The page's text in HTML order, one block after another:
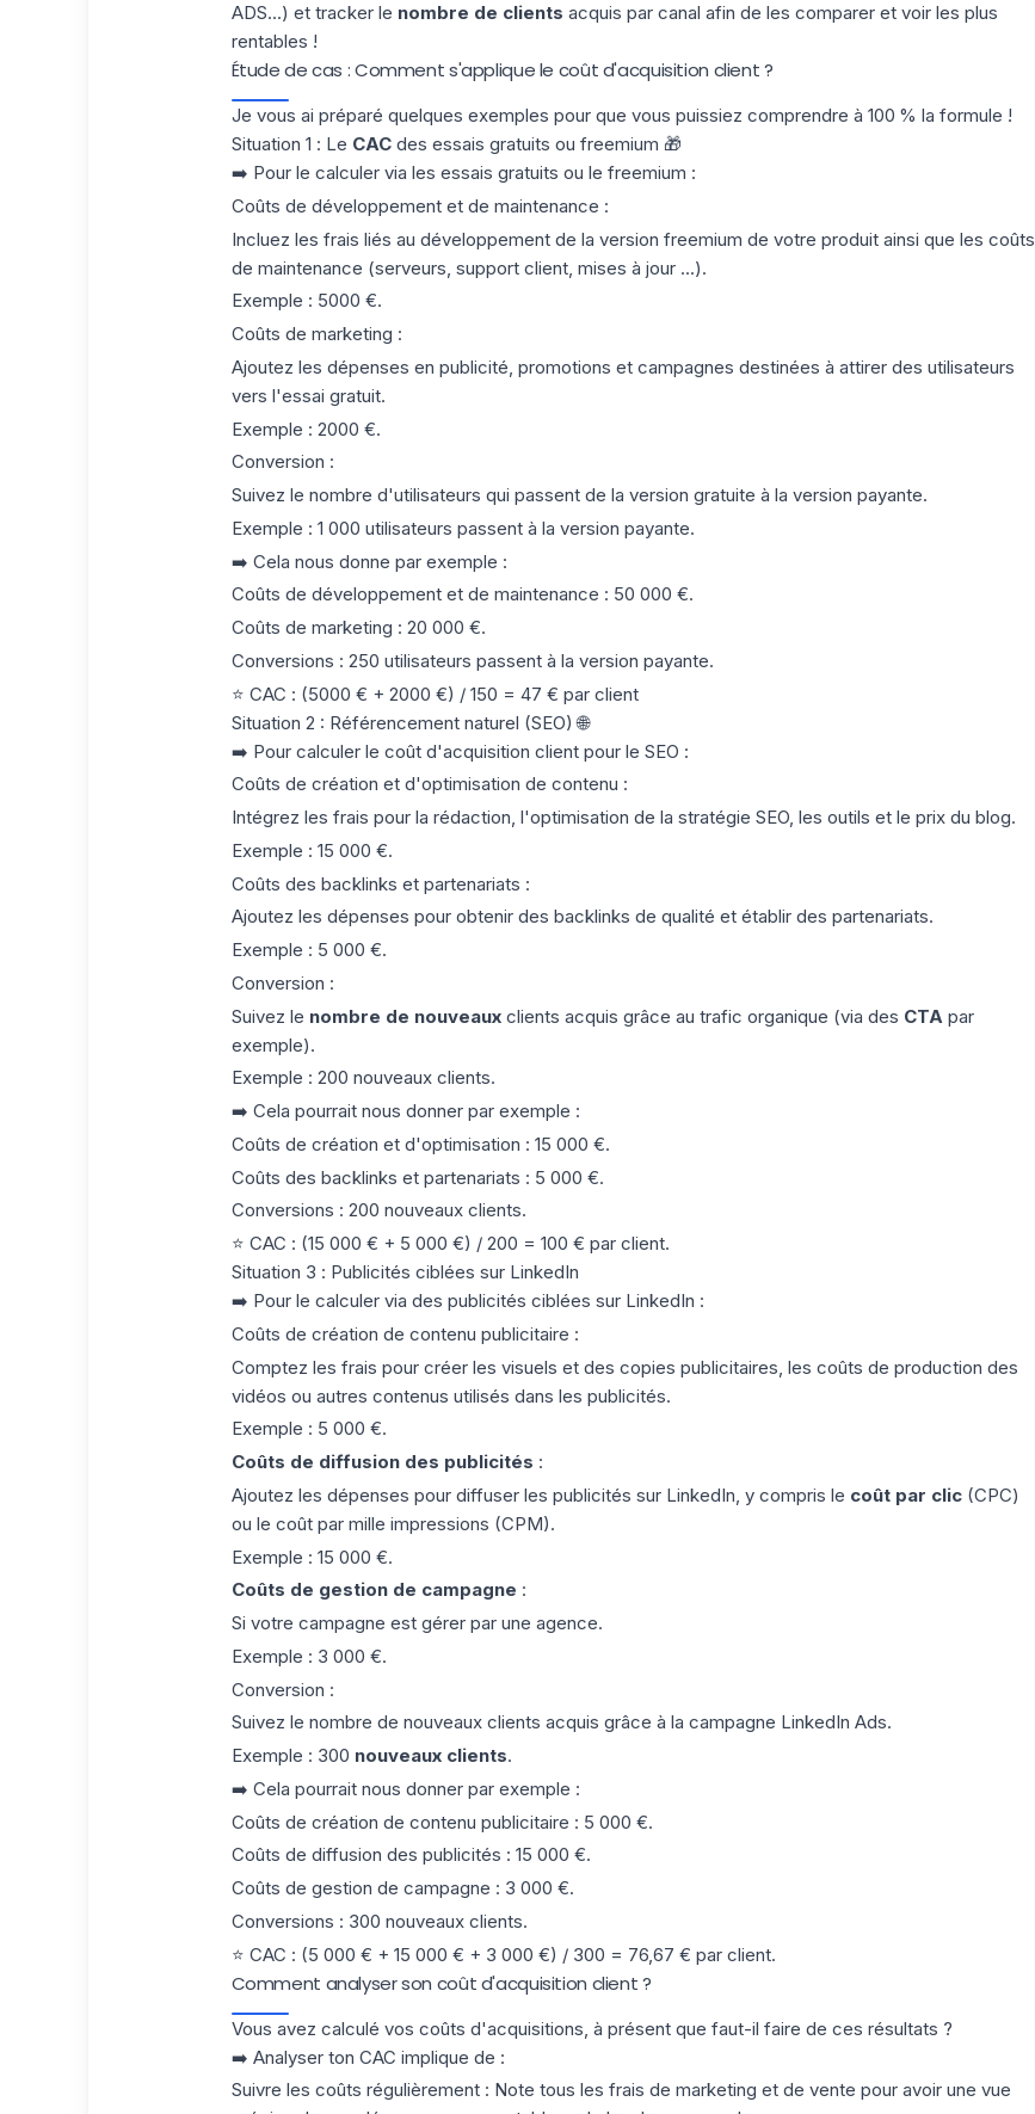
ADS...) et tracker le nombre de clients acquis par canal afin de les comparer et voir les plus
rentables !
Étude de cas : Comment s'applique le coût d'acquisition client ?
Je vous ai préparé quelques exemples pour que vous puissiez comprendre à 100 % la formule !
Situation 1 : Le CACdes essais gratuits ou freemium 🎁
➡️ Pour le calculer via les essais gratuits ou le freemium :
Coûts de développement et de maintenance :
Incluez les frais liés au développement de la version freemium de votre produit ainsi que les coûts
de maintenance (serveurs, support client, mises à jour ...).
Exemple : 5000 €.
Coûts de marketing :
Ajoutez les dépenses en publicité, promotions et campagnes destinées à attirer des utilisateurs
vers l'essai gratuit.
Exemple : 2000 €.
Conversion :
Suivez le nombre d'utilisateurs qui passent de la version gratuite à la version payante.
Exemple : 1 000 utilisateurs passent à la version payante.
➡️ Cela nous donne par exemple :
Coûts de développement et de maintenance : 50 000 €.
Coûts de marketing : 20 000 €.
Conversions : 250 utilisateurs passent à la version payante.
⭐️ CAC : (5000 € + 2000 €) / 150 = 47 € par client
Situation 2 : Référencement naturel (SEO) 🌐
➡️ Pour calculer le coût d'acquisition client pour le SEO :
Coûts de création et d'optimisation de contenu :
Intégrez les frais pour la rédaction, l'optimisation de la stratégie SEO, les outils et le prix du blog.
Exemple : 15 000 €.
Coûts des backlinks et partenariats :
Ajoutez les dépenses pour obtenir des backlinks de qualité et établir des partenariats.
Exemple : 5 000 €.
Conversion :
Suivez le nombre de nouveauxclients acquis grâce au trafic organique (via des CTA par
exemple).
Exemple : 200 nouveaux clients.
➡️ Cela pourrait nous donner par exemple :
Coûts de création et d'optimisation : 15 000 €.
Coûts des backlinks et partenariats : 5 000 €.
Conversions : 200 nouveaux clients.
⭐️ CAC : (15 000 € + 5 000 €) / 200 = 100 € par client.
Situation 3 : Publicités ciblées sur LinkedIn
➡️ Pour le calculer via des publicités ciblées sur LinkedIn :
Coûts de création de contenu publicitaire :
Comptez les frais pour créer les visuels et des copies publicitaires, les coûts de production des
vidéos ou autres contenus utilisés dans les publicités.
Exemple : 5 000 €.
Coûts de diffusion des publicités :
Ajoutez les dépenses pour diffuser les publicités sur LinkedIn, y compris le coût par clic(CPC)
ou le coût par mille impressions (CPM).
Exemple : 15 000 €.
Coûts de gestion de campagne :
Si votre campagne est gérer par une agence.
Exemple : 3 000 €.
Conversion :
Suivez le nombre de nouveaux clients acquis grâce à la campagne LinkedIn Ads.
Exemple : 300 nouveaux clients.
➡️ Cela pourrait nous donner par exemple :
Coûts de création de contenu publicitaire : 5 000 €.
Coûts de diffusion des publicités : 15 000 €.
Coûts de gestion de campagne : 3 000 €.
Conversions : 300 nouveaux clients.
⭐️ CAC : (5 000 € + 15 000 € + 3 000 €) / 300 = 76,67 € par client.
Comment analyser son coût d'acquisition client ?
Vous avez calculé vos coûts d'acquisitions, à présent que faut-il faire de ces résultats ?
➡️ Analyser ton CAC implique de :
Suivre les coûts régulièrement: Note tous les frais de marketing et de vente pour avoir une vue